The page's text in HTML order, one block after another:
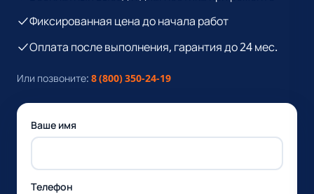
Фиксированная цена до начала работ
Оплата после выполнения, гарантия до 24 мес.
Или позвоните: 8 (800) 350-24-19
Ваше имя
Телефон